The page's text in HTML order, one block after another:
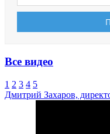
Все видео
1 2 3 4 5
Дмитрий Захаров,